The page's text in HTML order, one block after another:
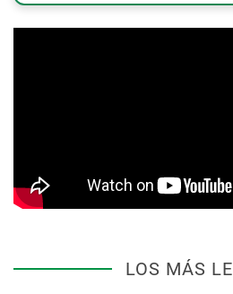
LOS MÁS